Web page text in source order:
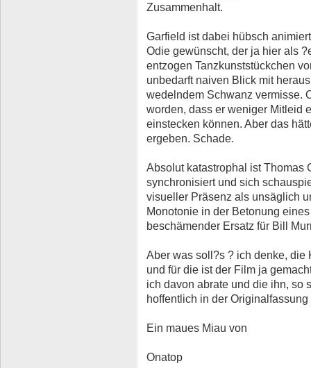
Zusammenhalt.
Garfield ist dabei hübsch
Odie gewünscht, der ja hier als
entzogen Tanzkunststückchen
unbedarft naiven Blick mit
wedelndem Schwanz vermisse.
worden, dass er weniger Mitleid
einstecken können. Aber das
ergeben. Schade.
Absolut katastrophal ist Thomas
synchronisiert und sich
visueller Präsenz als unsäglich
Monotonie in der Betonung
beschämender Ersatz für Bill
Aber was soll?s ? ich denke, die
und für die ist der Film ja
ich davon abrate und die ihn, so
hoffentlich in der Originalfassung
Ein maues Miau von
Onatop